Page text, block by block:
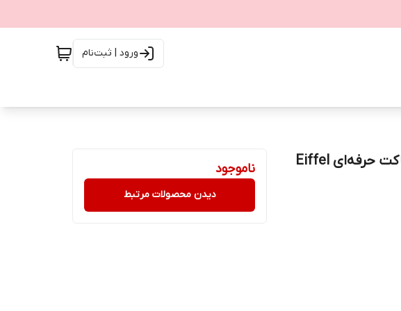
ورود | ثبت‌نام
اسباب بازی لگو برج ایفل 10001 قطعه | ماکت حرفه‌ای Eiffel
ناموجود
دیدن محصولات مرتبط